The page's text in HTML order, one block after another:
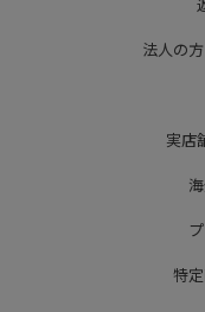
法人の
実店
特